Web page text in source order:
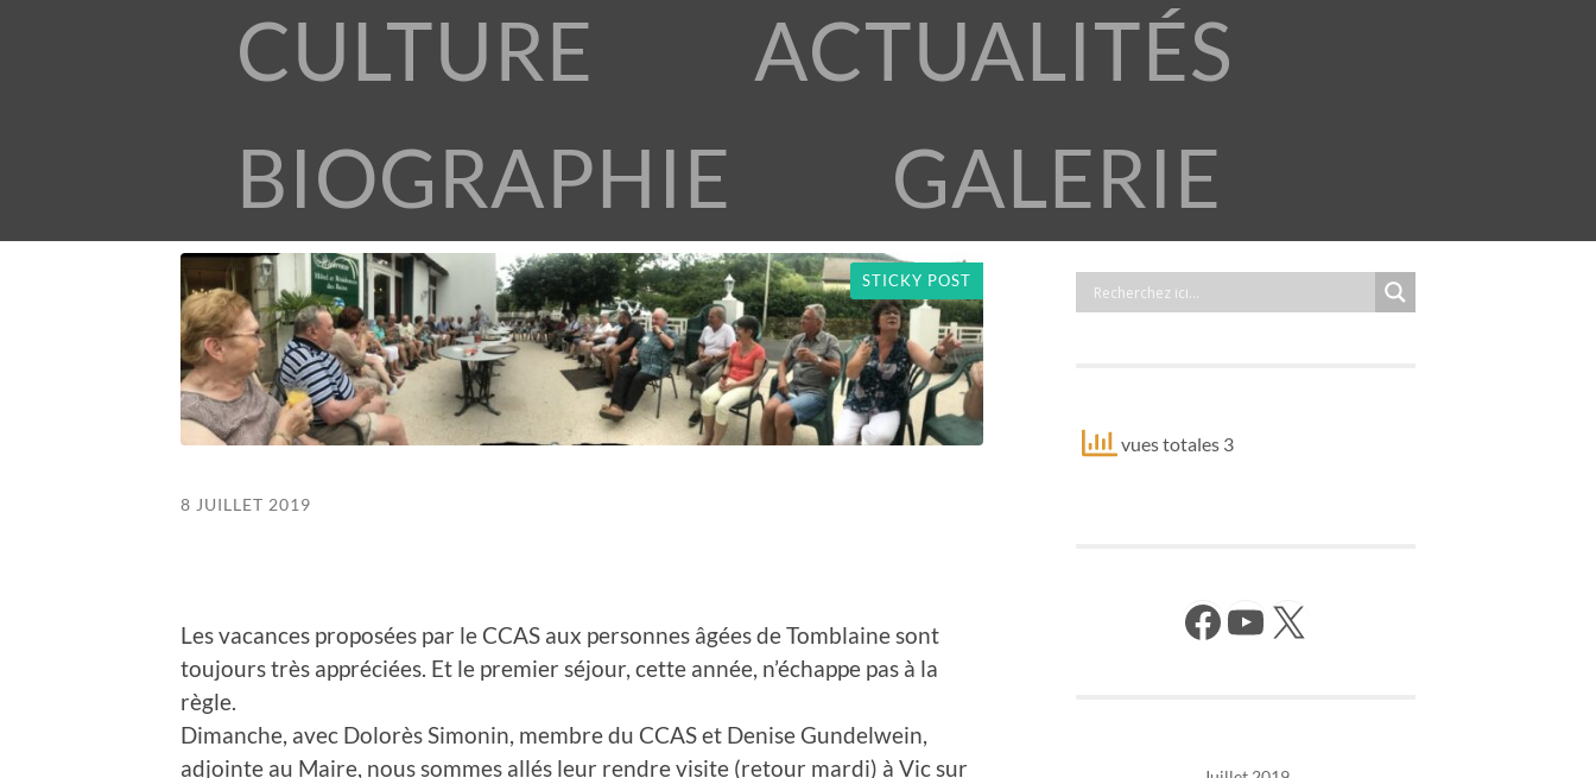
CULTURE
ACTUALITÉS
BIOGRAPHIE
GALERIE
STICKY POST
8 JUILLET 2019
Les vacances proposées par le CCAS aux personnes âgées de Tomblaine sont
toujours très appréciées. Et le premier séjour, cette année, n’échappe pas à la
règle.
Dimanche, avec Dolorès Simonin, membre du CCAS et Denise Gundelwein,
adjointe au Maire, nous sommes allés leur rendre visite (retour mardi) à Vic sur
vues totales 3
Facebook YouTube X